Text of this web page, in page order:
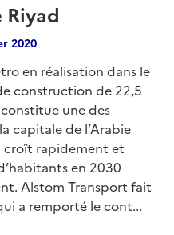
2020
en réalisation dans le
construction de 22,5
une des
capitale de l’Arabie
rapidement et
en 2030
Alstom Transport fait
a remporté le cont...